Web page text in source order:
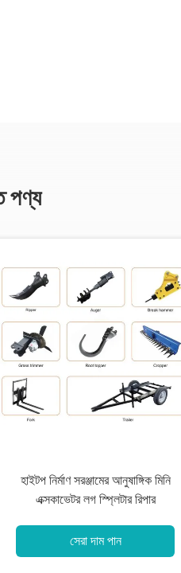
পণ্য
হাইটপ নির্মাণ সরঞ্জামের আনুষাঙ্গিক মিনি
এক্সকাভেটর লগ স্প্লিটার রিপার
সেরা দাম পান